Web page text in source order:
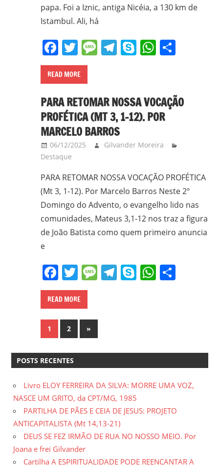
papa. Foi a Iznic, antiga Nicéia, a 130 km de
Istambul. Ali, há
Facebook
Twitter
Message
Telegram
SkypeShare
READ MORE
PARA RETOMAR NOSSA VOCAÇÃO
PROFÉTICA (MT 3, 1-12). POR
MARCELO BARROS
06/12/2025
Gilvander Moreira
Destaque
PARA RETOMAR NOSSA VOCAÇÃO PROFÉTICA
(Mt 3, 1-12). Por Marcelo Barros Neste 2º
Domingo do Advento, o evangelho lido nas
comunidades, Mateus 3,1-12 nos traz a figura
de João Batista como quem primeiro anuncia
e
Facebook
Twitter
Message
Telegram
SkypeShare
READ MORE
Paginação
posts
1 2
Next
Posts
»
POSTS RECENTES
Livro ELOY FERREIRA DA SILVA: MORRE UMA VOZ,
NASCE UM GRITO, da CPT/MG, 1985
PARTILHA DE PÃES E CEIA DE JESUS: PROJETO
ANTICAPITALISTA (Mt 14,13-21)
DEUS SE FEZ IRMÃO DE RUA NO NOSSO MEIO. Por
Joana e frei Gilvander
Cartilha A ESPIRITUALIDADE PODE REENCANTAR A